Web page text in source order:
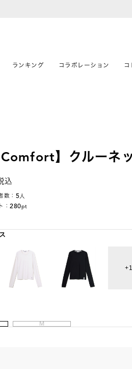
ランキング コラボレーション コ
】クルーネ
込
数： 5人
：280pt
M